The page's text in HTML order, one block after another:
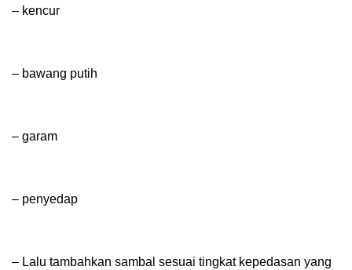
– kencur
– bawang putih
– garam
– penyedap
– Lalu tambahkan sambal sesuai tingkat kepedasan yang